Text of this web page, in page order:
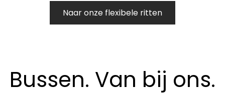
Naar onze flexibele ritten
Bussen. Van bij ons.